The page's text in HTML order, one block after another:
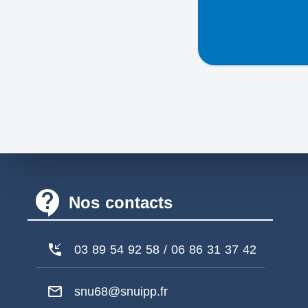
contact_support Nos contacts
phone_callback 03 89 54 92 58 / 06 86 31 37 42
mail_outline snu68@snuipp.fr